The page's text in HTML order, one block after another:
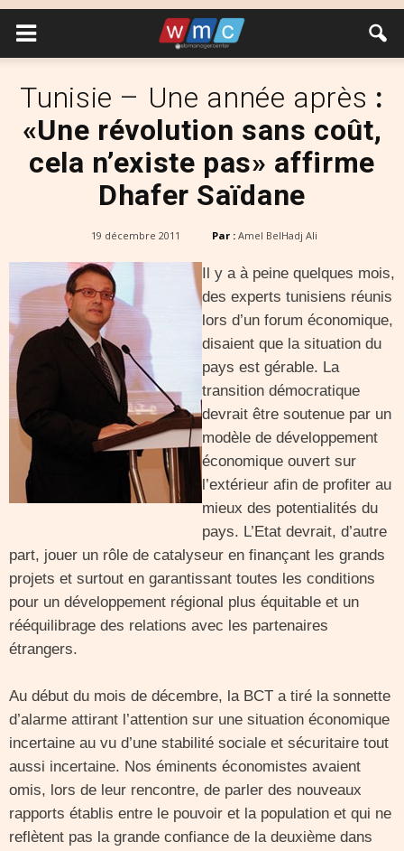
Tunisie – Une année après :
«Une révolution sans coût,
cela n’existe pas» affirme
Dhafer Saïdane
19 décembre 2011 Par : Amel BelHadj Ali
Il y a à peine quelques mois,
des experts tunisiens réunis
lors d’un forum économique,
disaient que la situation du
pays est gérable. La
transition démocratique
devrait être soutenue par un
modèle de développement
économique ouvert sur
l’extérieur afin de profiter au
mieux des potentialités du
pays. L’Etat devrait, d’autre
part, jouer un rôle de catalyseur en finançant les grands
projets et surtout en garantissant toutes les conditions
pour un développement régional plus équitable et un
rééquilibrage des relations avec les partenaires
étrangers.
Au début du mois de décembre, la BCT a tiré la sonnette
d’alarme attirant l’attention sur une situation économique
incertaine au vu d’une stabilité sociale et sécuritaire tout
aussi incertaine. Nos éminents économistes avaient
omis, lors de leur rencontre, de parler des nouveaux
rapports établis entre le pouvoir et la population et qui ne
reflètent pas la grande confiance de la deuxième dans